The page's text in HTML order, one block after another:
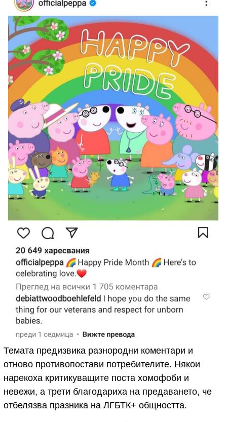
Темата предизвика разнородни коментари и
отново противопостави потребителите. Някои
нарекоха критикуващите поста хомофоби и
невежи, а трети благодариха на предаването, че
отбелязва празника на ЛГБТК+ общността.